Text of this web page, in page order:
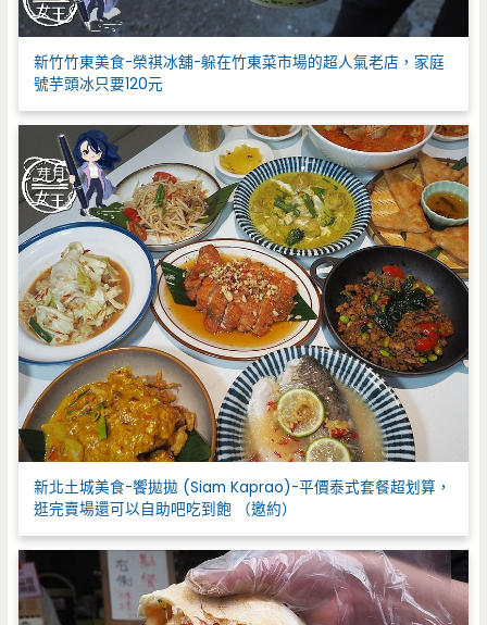
新竹竹東美食-榮祺冰舖-躲在竹東菜市場的超人氣老店，家庭
號芋頭冰只要120元
新北土城美食-饗拋拋 (Siam Kaprao)-平價泰式套餐超划算，
逛完賣場還可以自助吧吃到飽 （邀約）